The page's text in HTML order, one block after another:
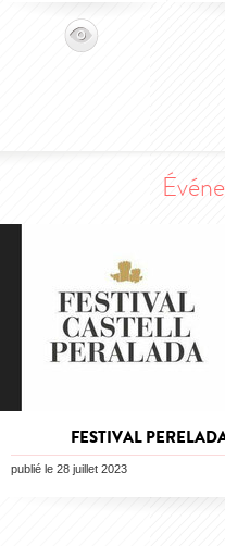
FESTIVAL
publié le 28 juillet 2023